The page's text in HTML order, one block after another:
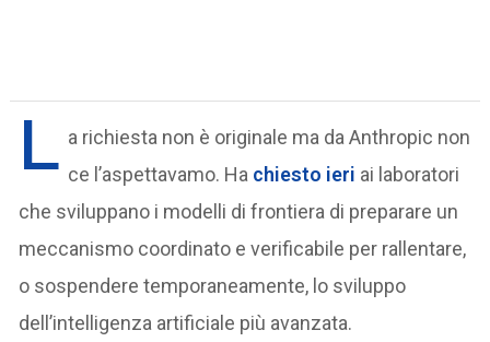
L a richiesta non è originale ma da Anthropic non
ce l’aspettavamo. Ha chiesto ieri ai laboratori
che sviluppano i modelli di frontiera di preparare un
meccanismo coordinato e verificabile per rallentare,
o sospendere temporaneamente, lo sviluppo
dell’intelligenza artificiale più avanzata.